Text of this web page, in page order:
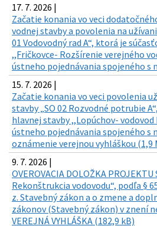
17. 7. 2026 |
Začatie konania vo veci
vodnej stavby a povolenia na
01 Vodovodný rad A“, ktorá je
,,Fričkovce- Rozšírenie verejného
ústneho pojednávania spojeného s
15. 7. 2026 |
Začatie konania vo veci povolenia
stavby „SO 02 Rozvodné potrubie
hlavnej stavby ,,Lopúchov- vodovod
ústneho pojednávania spojeného
oznámenie verejnou vyhláškou (1,9
9. 7. 2026 |
OVEROVACIA DOLOŽKA PROJEKTU
Rekonštrukcia vodovodu“, podľa §
z. Stavebný zákon a o zmene a
zákonov (Stavebný zákon) v znení
VEREJNÁ VYHLÁŠKA (182,9 kB)